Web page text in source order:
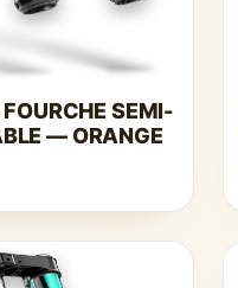
SEMI-
— ORANGE